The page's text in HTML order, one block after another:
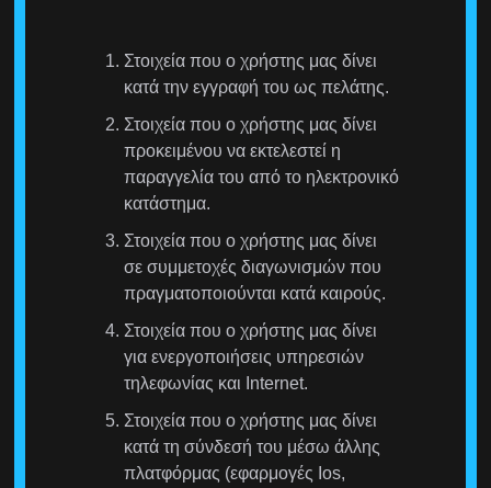
Στοιχεία που ο χρήστης μας δίνει
κατά την εγγραφή του ως πελάτης.
Στοιχεία που ο χρήστης μας δίνει
προκειμένου να εκτελεστεί η
παραγγελία του από το ηλεκτρονικό
κατάστημα.
Στοιχεία που ο χρήστης μας δίνει
σε συμμετοχές διαγωνισμών που
πραγματοποιούνται κατά καιρούς.
Στοιχεία που ο χρήστης μας δίνει
για ενεργοποιήσεις υπηρεσιών
τηλεφωνίας και Internet.
Στοιχεία που ο χρήστης μας δίνει
κατά τη σύνδεσή του μέσω άλλης
πλατφόρμας (εφαρμογές Ios,